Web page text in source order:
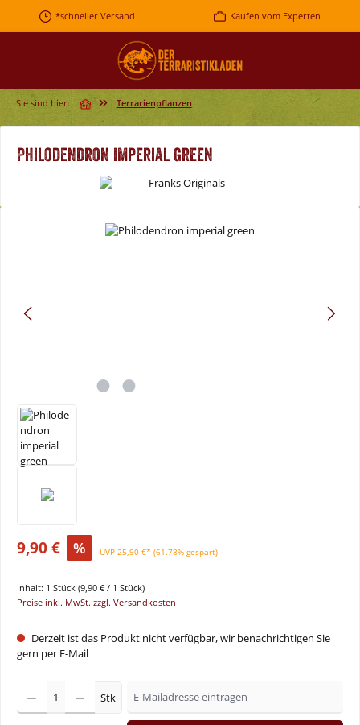
Zum Hauptinhalt springen
*schneller Versand Kaufen vom Experten
Sie sind hier: Terrarienpflanzen
Philodendron imperial green
Bildergalerie überspringen
9,90 € % UVP 25,90 €* (61.78% gespart)
Inhalt: 1 Stück (9,90 € / 1 Stück)
Preise inkl. MwSt. zzgl. Versandkosten
Derzeit ist das Produkt nicht verfügbar, wir benachrichtigen Sie
gern per E-Mail
Stk